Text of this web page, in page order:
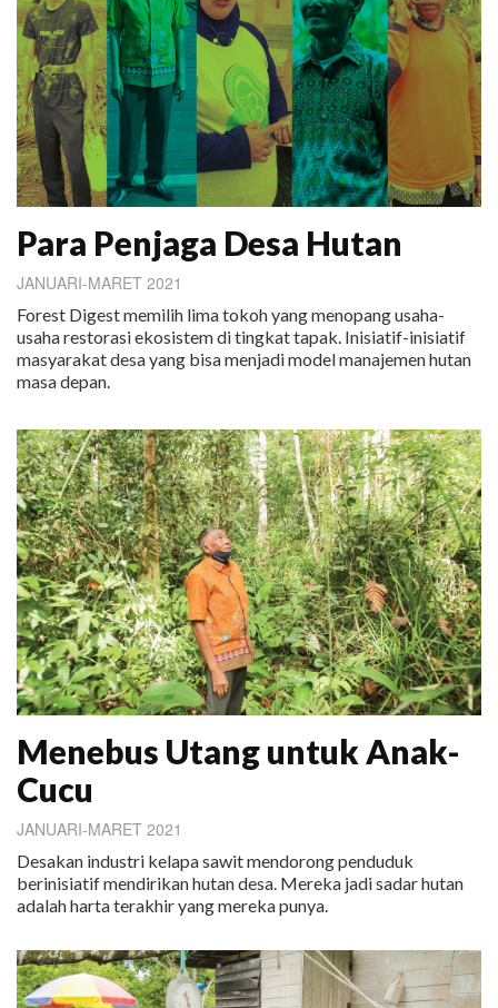
Para Penjaga Desa Hutan
JANUARI-MARET 2021
Forest Digest memilih lima tokoh yang menopang usaha-
usaha restorasi ekosistem di tingkat tapak. Inisiatif-inisiatif
masyarakat desa yang bisa menjadi model manajemen hutan
masa depan.
Menebus Utang untuk Anak-
Cucu
JANUARI-MARET 2021
Desakan industri kelapa sawit mendorong penduduk
berinisiatif mendirikan hutan desa. Mereka jadi sadar hutan
adalah harta terakhir yang mereka punya.